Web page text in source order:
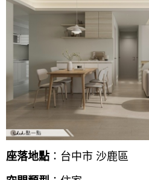
座落地點 ：台中市 沙鹿區